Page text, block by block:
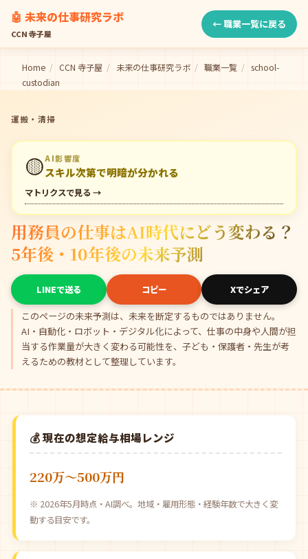
🤖 未来の仕事研究ラボ
CCN 寺子屋
← 職業一覧に戻る
Home / CCN 寺子屋 / 未来の仕事研究ラボ / 職業一覧 / school-
custodian
運搬・清掃
🟡AI影響度
スキル次第で明暗が分かれる
マトリクスで見る →
用務員の仕事はAI時代にどう変わる？
5年後・10年後の未来予測
LINEで送る コピー Xでシェア
このページの未来予測は、未来を断定するものではありません。
AI・自動化・ロボット・デジタル化によって、仕事の中身や人間が担
当する作業量が大きく変わる可能性を、子ども・保護者・先生が考
えるための教材として整理しています。
💰 現在の想定給与相場レンジ
220万〜500万円
※ 2026年5月時点・AI調べ。地域・雇用形態・経験年数で大きく変
動する目安です。